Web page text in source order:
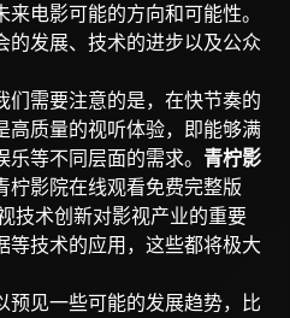
电影可能的方向和可能性。
的发展、技术的进步以及公众
们需要注意的是，在快节奏的
高质量的视听体验，即能够满
等不同层面的需求。 青柠影
柠影院在线观看免费完整版
技术创新对影视产业的重要
等技术的应用，这些都将极大
预见一些可能的发展趋势，比